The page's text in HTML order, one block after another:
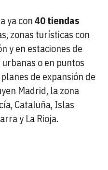
ya con40 tiendas
zonas turísticas con
y en estaciones de
o en puntos
de expansión de
Madrid, la zona
Cataluña, Islas
y La Rioja.